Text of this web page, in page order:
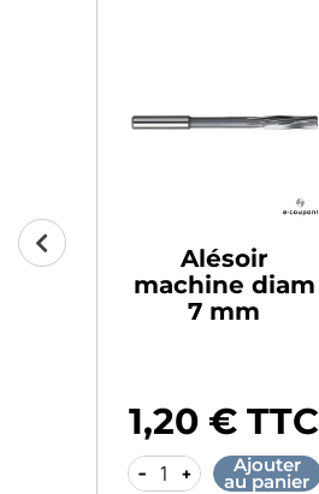
Alésoir
machine diam
7 mm
Prix
1,20 € TTC
- + Ajouter
au panier